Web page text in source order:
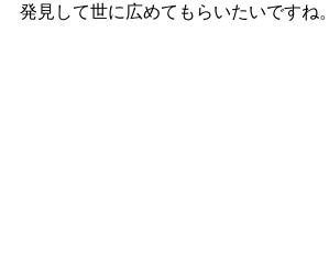
発見して世に広めてもらいたいですね。